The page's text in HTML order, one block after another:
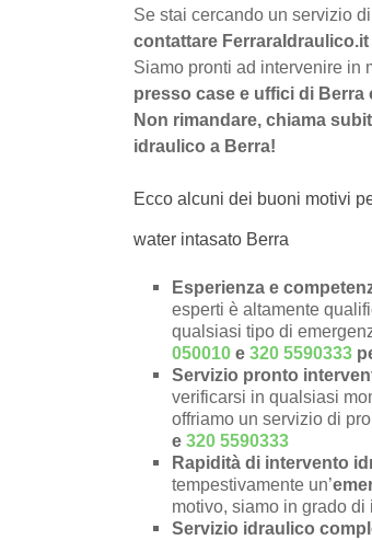
Se stai cercando un servizio di
contattare
Siamo pronti ad intervenire in
presso case e uffici di Berra
Non rimandare, chiama
idraulico a Berra!
Ecco alcuni dei buoni motivi
water intasato Berra
Esperienza e
esperti è altamente
qualsiasi tipo di
050010 e 320 5590333
Servizio pronto
verificarsi in qualsiasi
offriamo un servizio di
e 320 5590333
Rapidità di intervento
tempestivamente un’
motivo, siamo in grado di
Servizio idraulico